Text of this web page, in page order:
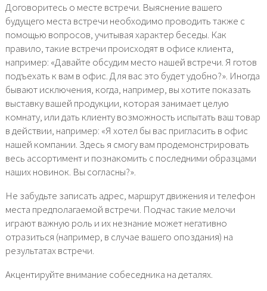
Договоритесь о месте встречи. Выяснение вашего
будущего места встречи необходимо проводить также с
помощью вопросов, учитывая характер беседы. Как
правило, такие встречи происходят в офисе клиента,
например: «Давайте обсудим место нашей встречи. Я готов
подъехать к вам в офис. Для вас это будет удобно?». Иногда
бывают исключения, когда, например, вы хотите показать
выставку вашей продукции, которая занимает целую
комнату, или дать клиенту возможность испытать ваш товар
в действии, например: «Я хотел бы вас пригласить в офис
нашей компании. Здесь я смогу вам продемонстрировать
весь ассортимент и познакомить с последними образцами
наших новинок. Вы согласны?».
Не забудьте записать адрес, маршрут движения и телефон
места предполагаемой встречи. Подчас такие мелочи
играют важную роль и их незнание может негативно
отразиться (например, в случае вашего опоздания) на
результатах встречи.
Акцентируйте внимание собеседника на деталях.